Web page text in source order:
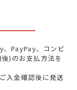
PayPay、コンビ
)のお支払方法を
入金確認後に発送